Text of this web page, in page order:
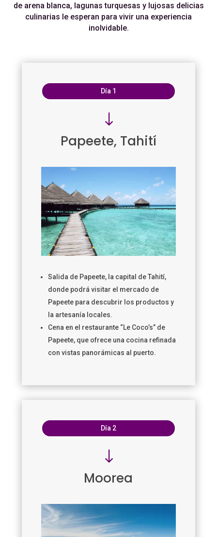
de arena blanca, lagunas turquesas y lujosas delicias
culinarias le esperan para vivir una experiencia
inolvidable.
Día 1
"
Papeete, Tahití
Salida de Papeete, la capital de Tahití,
donde podrá visitar el mercado de
Papeete para descubrir los productos y
la artesanía locales.
Cena en el restaurante “Le Coco’s” de
Papeete, que ofrece una cocina refinada
con vistas panorámicas al puerto.
Día 2
"
Moorea